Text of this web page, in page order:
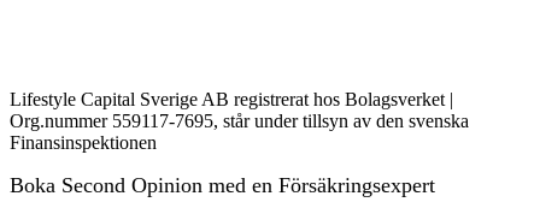
Lifestyle Capital Sverige AB registrerat hos Bolagsverket |
Org.nummer 559117-7695, står under tillsyn av den svenska
Finansinspektionen
Boka Second Opinion med en Försäkringsexpert